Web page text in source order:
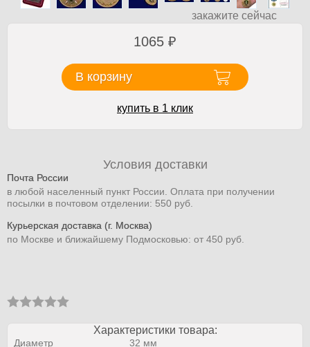
закажите сейчас
1065 ₽
В корзину
купить в 1 клик
Условия доставки
Почта России
в любой населенный пункт России. Оплата при получении
посылки в почтовом отделении: 550 руб.
Курьерская доставка (г. Москва)
по Москве и ближайшему Подмосковью: от 450 руб.
Характеристики товара:
Диаметр
32 мм